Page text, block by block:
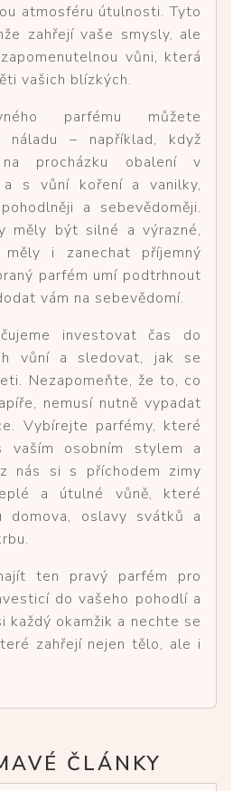
atmosféru útulnosti. Tyto
zahřejí vaše smysly, ale
vůni, která
vašich blízkých.
parfému můžete
náladu – například, když
procházku obalení v
a s vůní koření a vanilky,
a sebevědoměji.
měly být silné a výrazné,
i zanechat příjemný
parfém umí podtrhnout
vám na sebevědomí.
investovat čas do
vůní a sledovat, jak se
Nezapomeňte, že to, co
nemusí nutně vypadat
Vybírejte parfémy, které
vaším osobním stylem a
nás si s příchodem zimy
a útulné vůně, které
domova, oslavy svátků a
ten pravý parfém pro
do vašeho pohodlí a
každý okamžik a nechte se
zahřejí nejen tělo, ale i
ČLÁNKY